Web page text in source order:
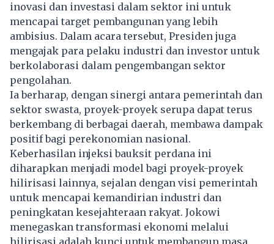
inovasi dan investasi dalam sektor ini untuk
mencapai target pembangunan yang lebih
ambisius. Dalam acara tersebut, Presiden juga
mengajak para pelaku industri dan investor untuk
berkolaborasi dalam pengembangan sektor
pengolahan.
Ia berharap, dengan sinergi antara pemerintah dan
sektor swasta, proyek-proyek serupa dapat terus
berkembang di berbagai daerah, membawa dampak
positif bagi perekonomian nasional.
Keberhasilan injeksi bauksit perdana ini
diharapkan menjadi model bagi proyek-proyek
hilirisasi lainnya, sejalan dengan visi pemerintah
untuk mencapai kemandirian industri dan
peningkatan kesejahteraan rakyat. Jokowi
menegaskan transformasi ekonomi melalui
hilirisasi adalah kunci untuk membangun masa